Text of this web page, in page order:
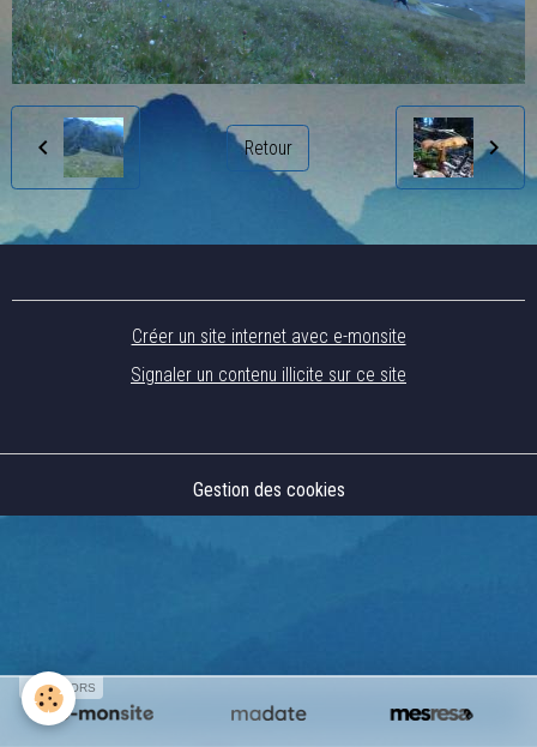
Retour
Créer un site internet avec e-monsite
Signaler un contenu illicite sur ce site
Gestion des cookies
SPONSORS